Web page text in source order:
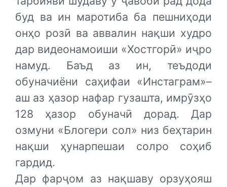
буд ва ин маротиба ба пешниҳоди
онҳо розӣ ва аввалин нақши худро
дар видеонамоиши «Хостгорӣ» иҷро
намуд. Баъд аз ин, теъдоди
обуначиёни саҳифаи «Инстаграм»–
аш аз ҳазор нафар гузашта, имрӯзҳо
128 ҳазор обуначӣ дорад. Дар
озмуни «Блогери сол» низ беҳтарин
нақши ҳунарпешаи солро соҳиб
гардид.
Дар фарҷом аз нақшаву орзуҳояш